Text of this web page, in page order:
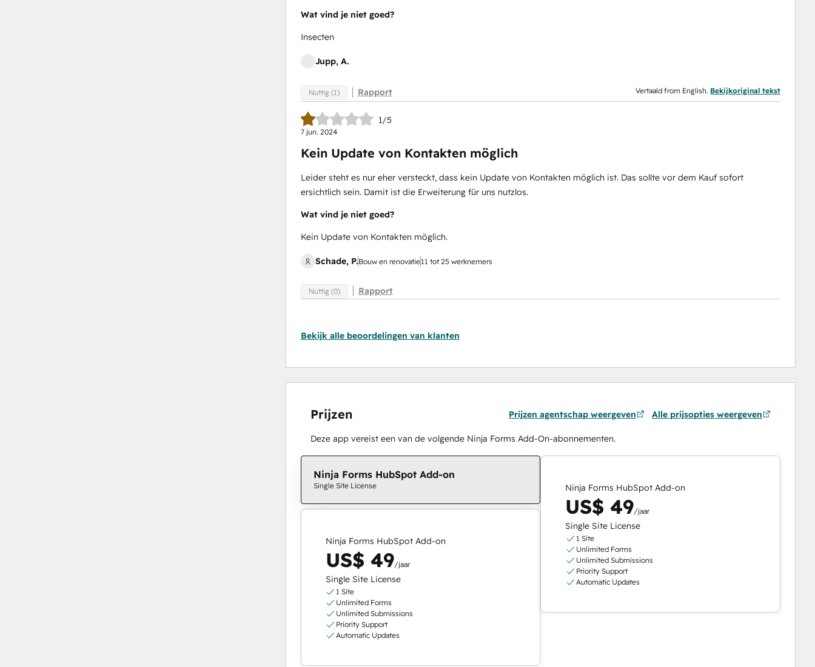
Wat vind je niet goed?
Insecten
Jupp, A.
Nuttig (1) Rapport Vertaald from English. Bekijkoriginal tekst
1/5
7 jun. 2024
Kein Update von Kontakten möglich
Leider steht es nur eher versteckt, dass kein Update von Kontakten möglich ist. Das sollte vor dem Kauf sofort
ersichtlich sein. Damit ist die Erweiterung für uns nutzlos.
Wat vind je niet goed?
Kein Update von Kontakten möglich.
Schade, P.Bouw en renovatie11 tot 25 werknemers
Nuttig (0) Rapport
Bekijk alle beoordelingen van klanten
Prijzen Prijzen agentschap weergeven Alle prijsopties weergeven
Deze app vereist een van de volgende Ninja Forms Add-On-abonnementen.
Ninja Forms HubSpot Add-on
Single Site License
Ninja Forms HubSpot Add-on
US$ 49/jaar
Single Site License
1 Site
Unlimited Forms
Unlimited Submissions
Priority Support
Automatic Updates
Ninja Forms HubSpot Add-on
US$ 49/jaar
Single Site License
1 Site
Unlimited Forms
Unlimited Submissions
Priority Support
Automatic Updates